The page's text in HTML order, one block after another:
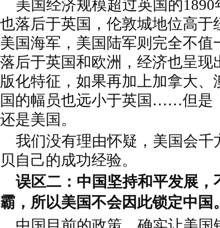
美国经济规模超过英国的1890
也落后于英国，伦敦城地位高于
美国海军，美国陆军则完全不
落后于英国和欧洲，经济也呈现
版化特征，如果再加上加拿大
国的幅员也远小于英国……但是
还是美国。
我们没有理由怀疑，美国会千
贝自己的成功经验。
误区二：中国坚持和平发展，
霸，所以美国不会因此锁定中国